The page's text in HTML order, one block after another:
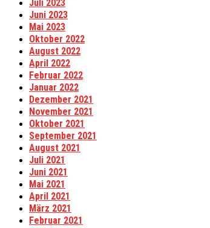
Juli 2023
Juni 2023
Mai 2023
Oktober 2022
August 2022
April 2022
Februar 2022
Januar 2022
Dezember 2021
November 2021
Oktober 2021
September 2021
August 2021
Juli 2021
Juni 2021
Mai 2021
April 2021
März 2021
Februar 2021